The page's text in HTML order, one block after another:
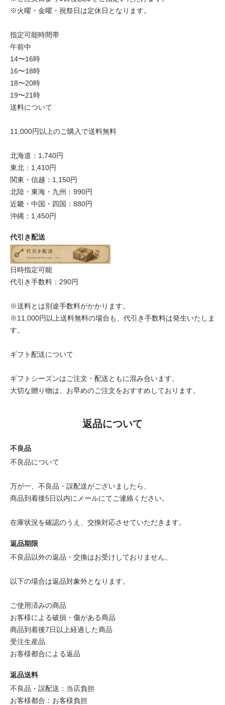
※火曜・金曜・祝祭日は定休日となります。
指定可能時間帯
午前中
14〜16時
16〜18時
18〜20時
19〜21時
送料について
11,000円以上のご購入で送料無料
北海道：1,740円
東北：1,410円
関東・信越：1,150円
北陸・東海・九州：990円
近畿・中国・四国：880円
沖縄：1,450円
代引き配送
日時指定可能
代引き手数料：290円
※送料とは別途手数料がかかります。
※11,000円以上送料無料の場合も、代引き手数料は発生いたしま
す。
ギフト配送について
ギフトシーズンはご注文・配送ともに混み合います。
大切な贈り物は、お早めのご注文をおすすめしております。
返品について
不良品
不良品について
万が一、不良品・誤配送がございましたら、
商品到着後5日以内にメールにてご連絡ください。
在庫状況を確認のうえ、交換対応させていただきます。
返品期限
不良品以外の返品・交換はお受けしておりません。
以下の場合は返品対象外となります。
ご使用済みの商品
お客様による破損・傷がある商品
商品到着後7日以上経過した商品
受注生産品
お客様都合による返品
返品送料
不良品・誤配送：当店負担
お客様都合：お客様負担